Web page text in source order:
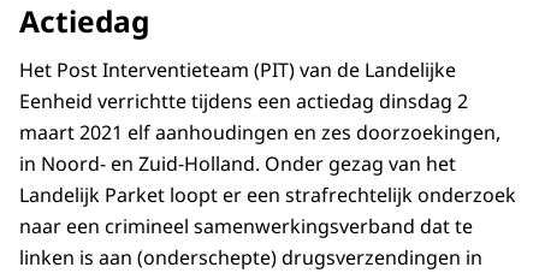
Actiedag
Het Post Interventieteam (PIT) van de Landelijke
Eenheid verrichtte tijdens een actiedag dinsdag 2
maart 2021 elf aanhoudingen en zes doorzoekingen,
in Noord- en Zuid-Holland. Onder gezag van het
Landelijk Parket loopt er een strafrechtelijk onderzoek
naar een crimineel samenwerkingsverband dat te
linken is aan (onderschepte) drugsverzendingen in